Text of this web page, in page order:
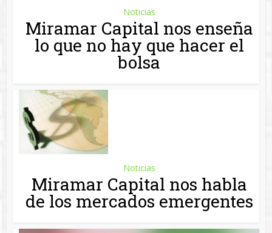
Miramar Capital nos mustra
como interpretar en
mercado